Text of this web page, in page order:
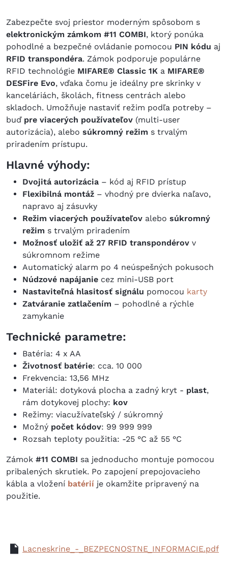
Zabezpečte svoj priestor moderným spôsobom s
elektronickým zámkom #11 COMBI, ktorý ponúka
pohodlné a bezpečné ovládanie pomocou PIN kódu aj
RFID transpondéra. Zámok podporuje populárne
RFID technológie MIFARE® Classic 1K a MIFARE®
DESFire Evo, vďaka čomu je ideálny pre skrinky v
kanceláriách, školách, fitness centrách alebo
skladoch. Umožňuje nastaviť režim podľa potreby –
buď pre viacerých používateľov (multi-user
autorizácia), alebo súkromný režim s trvalým
priradením prístupu.
Hlavné výhody:
Dvojitá autorizácia – kód aj RFID prístup
Flexibilná montáž – vhodný pre dvierka naľavo,
napravo aj zásuvky
Režim viacerých používateľov alebo súkromný
režim s trvalým priradením
Možnosť uložiť až 27 RFID transpondérov v
súkromnom režime
Automatický alarm po 4 neúspešných pokusoch
Núdzové napájanie cez mini-USB port
Nastaviteľná hlasitosť signálu pomocou karty
Zatváranie zatlačením – pohodlné a rýchle
zamykanie
Technické parametre:
Batéria: 4 x AA
Životnosť batérie: cca. 10 000
Frekvencia: 13,56 MHz
Materiál: dotyková plocha a zadný kryt - plast,
rám dotykovej plochy: kov
Režimy: viacužívateľský / súkromný
Možný počet kódov: 99 999 999
Rozsah teploty použitia: -25 °C až 55 °C
Zámok #11 COMBI sa jednoducho montuje pomocou
pribalených skrutiek. Po zapojení prepojovacieho
kábla a vložení batérií je okamžite pripravený na
použitie.
Lacneskrine_-_BEZPECNOSTNE_INFORMACIE.pdf